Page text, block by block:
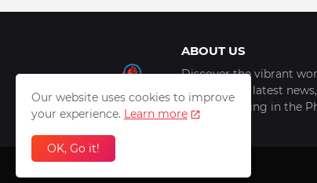
ABOUT US
Discover the vibrant
scoop of the latest
things trending in the
Our website uses cookies to improve
your experience. Learn more
OK, Go it!